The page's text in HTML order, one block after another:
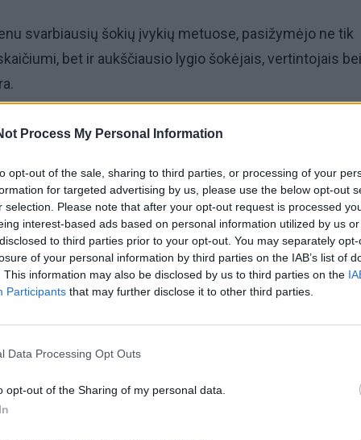
Process My Personal Information
opt-out of the sale, sharing to third parties, or processing of your
for targeted advertising by us, please use the below opt-out
selection. Please note that after your opt-out request is processed
interest-based ads based on personal information utilized by us
to third parties prior to your opt-out. You may separately
of your personal information by third parties on the IAB’s list of
This information may also be disclosed by us to third parties on the
Participants that may further disclose it to other third parties.
Data Processing Opt Outs
opt-out of the Sharing of my personal data.
svarbiausių šokių įvykių metuose, pasižymėjo ne tik
bet ir aukščiausio lygio šokėjais, vertintojais bei
iš visos Europos, taip pat iš Jungtinių Amerikos
tarptautiškumą ir prestižą.
šokėjai nuo vaikų iki senjorų, nuo pradedančiųjų iki
solo šokėjai, poros, ProAm duetai (profesionalo ir
grupės, o šokio aikštelėje buvo galima išvysti
pasirodymų.